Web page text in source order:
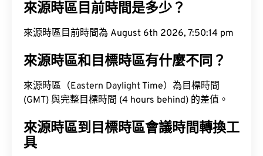
來源時區目前時間是多少？
來源時區目前時間為 August 6th 2026, 7:50:15 pm
來源時區和目標時區有什麼不同？
來源時區（Eastern Daylight Time）為目標時間
(GMT) 與完整目標時間 (4 hours behind) 的差值。
來源時區到目標時區會議時間轉換工
具